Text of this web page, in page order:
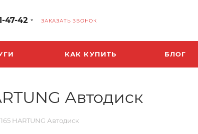
47-42 ЗАКАЗАТЬ ЗВОНОК
КАК КУПИТЬ БЛОГ
Автодиск
HARTUNG Автодиск